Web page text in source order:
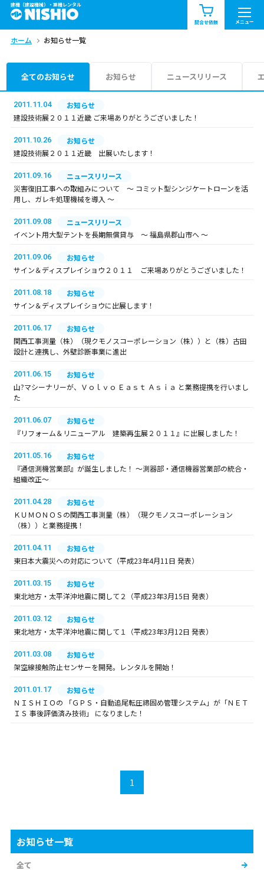
建機（建設機械）・重機レンタル
問合せ依頼 メニュー
商品一覧 お知らせ一覧
問合せ依頼リスト
エリア情報を見る
ホーム お知らせ一覧
全てのお知らせ お知らせ ニュースリリース
2011.11.04
お知らせ
建設技術展２０１１近畿 ご来場ありがとうございました！
2011.10.26
お知らせ
建設技術展２０１１近畿 出展いたします！
2011.09.16
ニュースリリース
災害復旧工事への取組みについて ～ コミット型シンジケートローンを活
用し、ガレキ処理機械を導入 ～
2011.09.08
ニュースリリース
イベント用大型テントを長期無償貸与 ～ 福島県郡山市へ ～
2011.09.06
お知らせ
サイン＆ディスプレイショウ２０１１ ご来場ありがとうございました！
2011.08.18
お知らせ
サイン＆ディスプレイショウに出展します！
2011.06.17
お知らせ
関西工事測量（株）（現クモノスコーポレーション（株））と（株）古田
設計と連携し、外壁診断事業に進出
2011.06.15
お知らせ
山?マシーナリーが、Ｖｏｌｖｏ Ｅａｓｔ Ａｓｉａ と業務提携を行いまし
た
2011.06.07
お知らせ
『リフォーム＆リニューアル 建築再生展２０１１』に出展しました！
2011.05.16
お知らせ
『通信測機営業部』が誕生しました！ ～測器部・通信機器営業部の統合・
組織改正～
2011.04.28
お知らせ
ＫＵＭＯＮＯＳの関西工事測量（株）（現クモノスコーポレーション
（株））と業務提携！
2011.04.11
お知らせ
東日本大震災への対応について（平成23年4月11日 発表）
2011.03.15
お知らせ
東北地方・太平洋沖地震に関して２（平成23年3月15日 発表）
2011.03.12
お知らせ
東北地方・太平洋沖地震に関して１（平成23年3月12日 発表）
2011.03.08
お知らせ
架空線接触防止センサーを開発。レンタルを開始！
2011.01.17
お知らせ
ＮＩＳＨＩＯの 「ＧＰＳ・自動追尾転圧締固め管理システム」が「ＮＥＴ
ＩＳ 事後評価済み技術」 になりました！
1
お知らせ一覧
全て